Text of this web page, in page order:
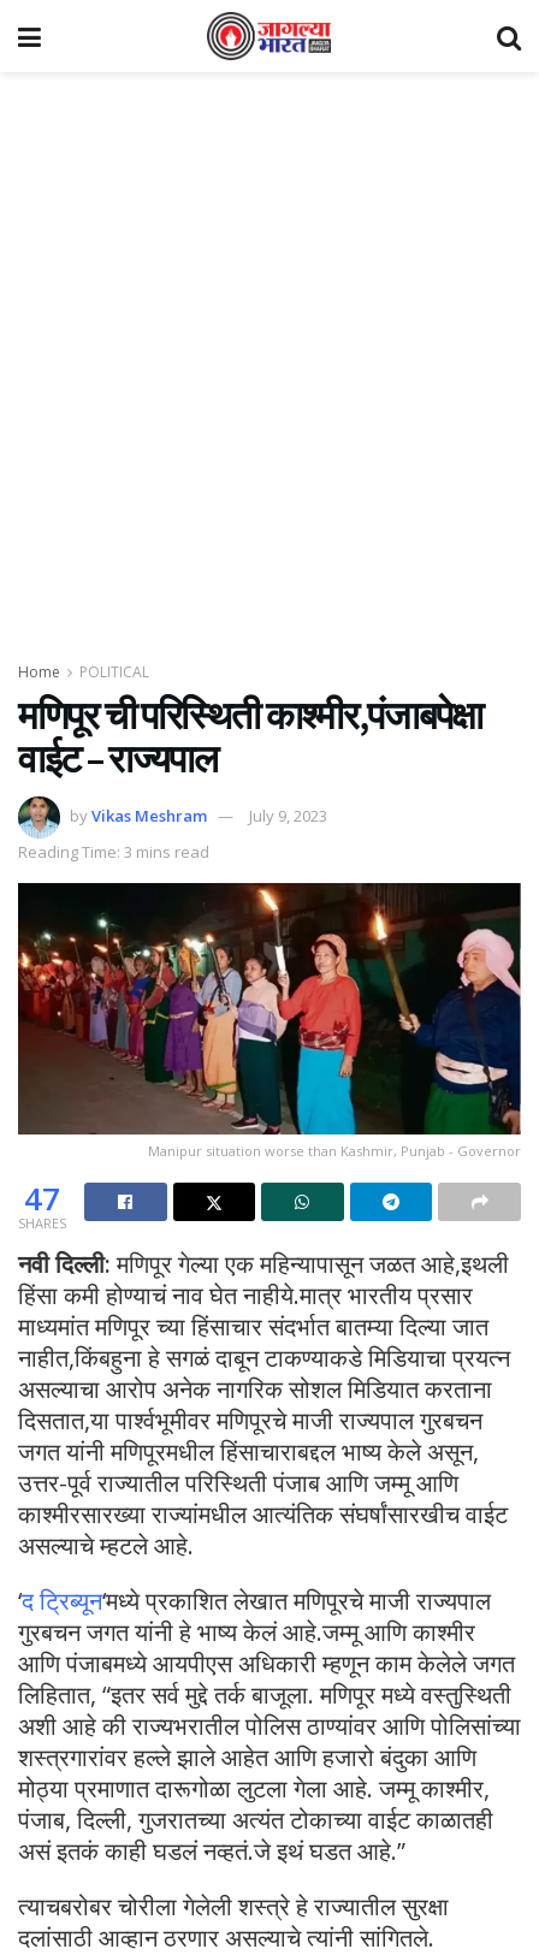
Home POLITICAL
मणिपूर ची परिस्थिती काश्मीर,पंजाबपेक्षा
वाईट – राज्यपाल
byVikas Meshram
July 9, 2023
Reading Time: 3 mins read
Manipur situation worse than Kashmir, Punjab - Governor
47
SHARES
नवी दिल्ली:मणिपूर गेल्या एक महिन्यापासून जळत आहे,इथली
हिंसा कमी होण्याचं नाव घेत नाहीये.मात्र भारतीय प्रसार
माध्यमांत मणिपूर च्या हिंसाचार संदर्भात बातम्या दिल्या जात
नाहीत,किंबहुना हे सगळं दाबून टाकण्याकडे मिडियाचा प्रयत्न
असल्याचा आरोप अनेक नागरिक सोशल मिडियात करताना
दिसतात,या पार्श्वभूमीवर मणिपूरचे माजी राज्यपाल गुरबचन
जगत यांनी मणिपूरमधील हिंसाचाराबद्दल भाष्य केले असून,
उत्तर-पूर्व राज्यातील परिस्थिती पंजाब आणि जम्मू आणि
काश्मीरसारख्या राज्यांमधील आत्यंतिक संघर्षांसारखीच वाईट
असल्याचे म्हटले आहे.
‘द ट्रिब्यून‘मध्ये प्रकाशित लेखात मणिपूरचे माजी राज्यपाल
गुरबचन जगत यांनी हे भाष्य केलं आहे.जम्मू आणि काश्मीर
आणि पंजाबमध्ये आयपीएस अधिकारी म्हणून काम केलेले जगत
लिहितात, “इतर सर्व मुद्दे तर्क बाजूला. मणिपूर मध्ये वस्तुस्थिती
अशी आहे की राज्यभरातील पोलिस ठाण्यांवर आणि पोलिसांच्या
शस्त्रगारांवर हल्ले झाले आहेत आणि हजारो बंदुका आणि
मोठ्या प्रमाणात दारूगोळा लुटला गेला आहे. जम्मू काश्मीर,
पंजाब, दिल्ली, गुजरातच्या अत्यंत टोकाच्या वाईट काळातही
असं इतकं काही घडलं नव्हतं.जे इथं घडत आहे.”
त्याचबरोबर चोरीला गेलेली शस्त्रे हे राज्यातील सुरक्षा
दलांसाठी आव्हान ठरणार असल्याचे त्यांनी सांगितले.